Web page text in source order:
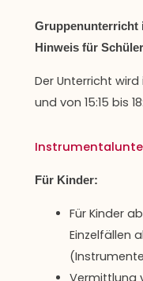
Gruppenunterricht
Hinweis für
Der Unterricht
und von 15:15 bis
Für Kinder:
Für Kinder
Einzelfällen